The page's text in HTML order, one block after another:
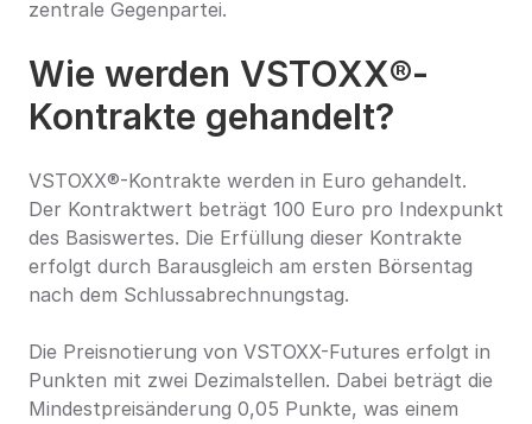
zentrale Gegenpartei.
Wie werden VSTOXX®-
Kontrakte gehandelt?
VSTOXX®-Kontrakte werden in Euro gehandelt.
Der Kontraktwert beträgt 100 Euro pro Indexpunkt
des Basiswertes. Die Erfüllung dieser Kontrakte
erfolgt durch Barausgleich am ersten Börsentag
nach dem Schlussabrechnungstag.
Die Preisnotierung von VSTOXX-Futures erfolgt in
Punkten mit zwei Dezimalstellen. Dabei beträgt die
Mindestpreisänderung 0,05 Punkte, was einem